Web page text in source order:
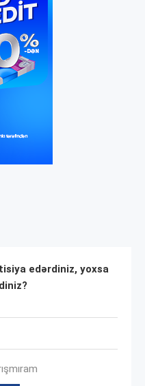
edərdiniz, yoxsa